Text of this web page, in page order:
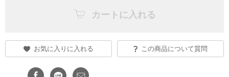
／チュニック
ブリーフケース
カートに入れる
お気に入りに入れる この商品について質問